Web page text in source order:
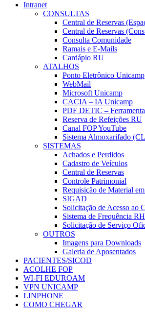
Intranet
CONSULTAS
Central de Reservas
Central de Reservas
Consulta Comunidade
Ramais e E-Mails
Cardápio RU
ATALHOS
Ponto Eletrônico Unicamp
WebMail
Microsoft Unicamp
CACIA – IA Unicamp
PDF DETIC –
Reserva de Refeições RU
Canal FOP YouTube
Sistema Almoxarifado
SISTEMAS
Achados e Perdidos
Cadastro de Veículos
Central de Reservas
Controle Patrimonial
Requisição de Material
SIGAD
Solicitação de Acesso ao
Sistema de Frequência RH
Solicitação de Serviço
OUTROS
Imagens para Downloads
Galeria de Aposentados
PACIENTES/SICOD
ACOLHE FOP
WI-FI EDUROAM
VPN UNICAMP
LINPHONE
COMO CHEGAR